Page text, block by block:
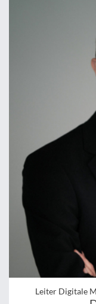
Leiter Digitale